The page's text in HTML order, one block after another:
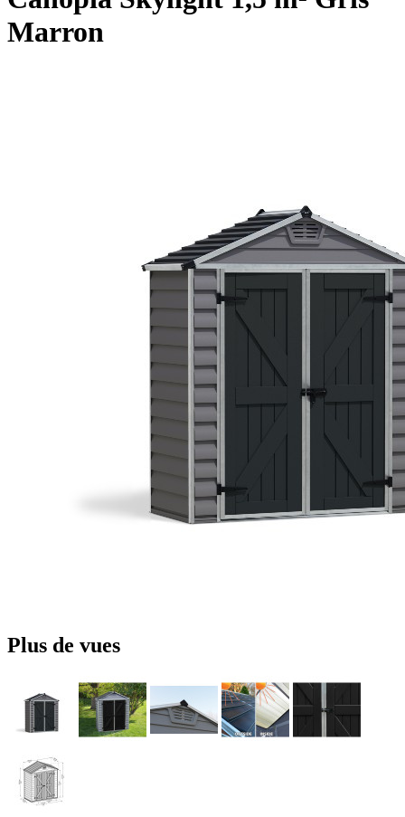
Marron
Plus de vues